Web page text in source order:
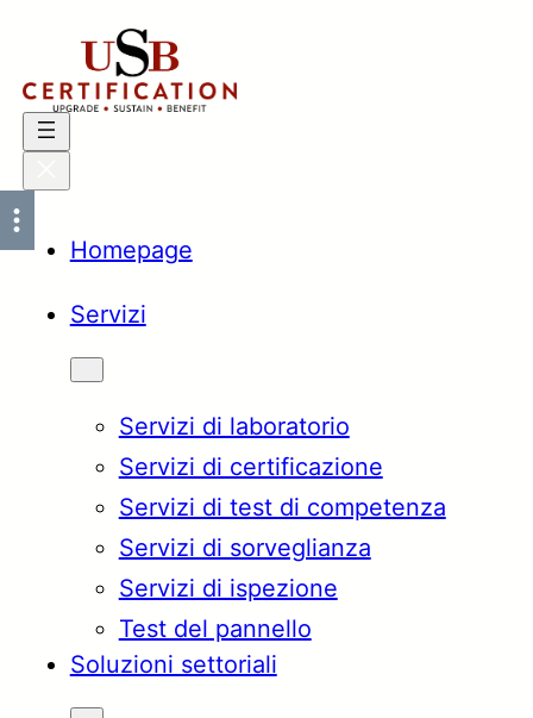
contenuto
Homepage
Servizi
Servizi di laboratorio
Servizi di certificazione
Servizi di test di competenza
Servizi di sorveglianza
Servizi di ispezione
Test del pannello
Soluzioni settoriali